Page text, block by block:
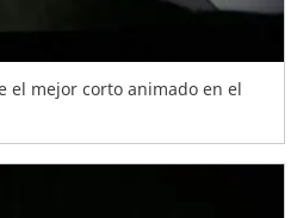
el mejor corto animado en el